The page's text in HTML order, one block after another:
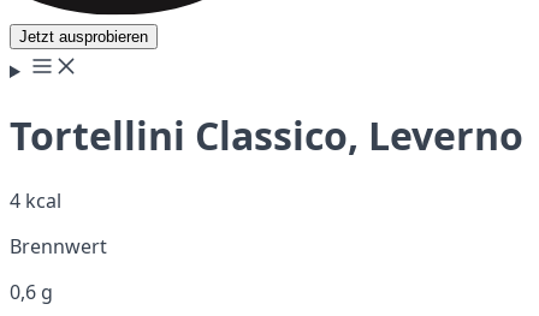
Jetzt ausprobieren
Tortellini Classico, Leverno
4 kcal
Brennwert
0,6 g